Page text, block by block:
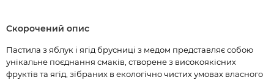
Скорочений опис
Пастила з яблук і ягід брусниці з медом представляє собою
унікальне поєднання смаків, створене з високоякісних
фруктів та ягід, зібраних в екологічно чистих умовах власного